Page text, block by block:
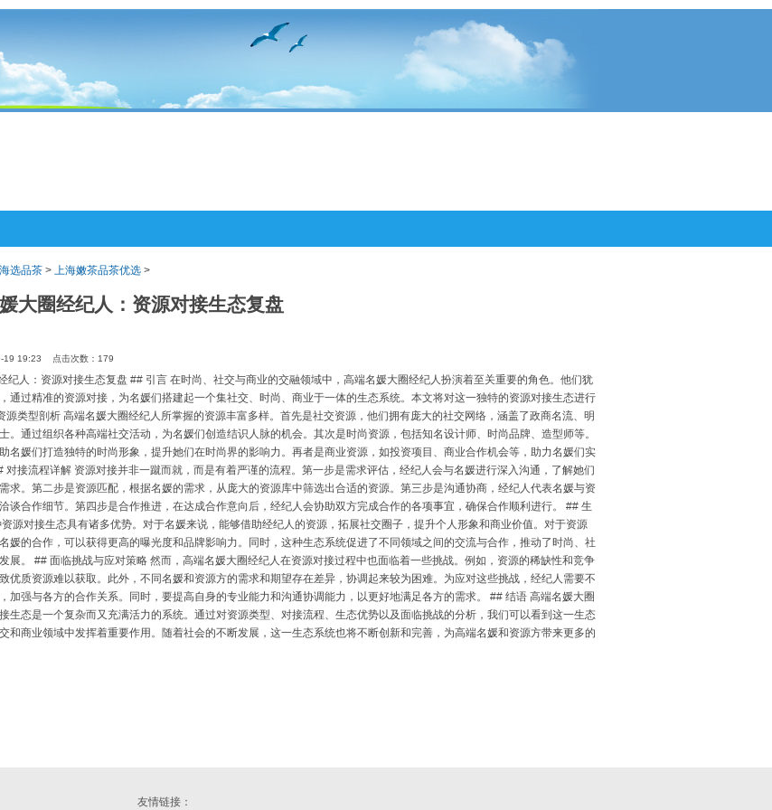
选品茶 > 上海嫩茶品茶优选 >
大圈经纪人：资源对接生态复盘
19 19:23 点击次数：179
纪人：资源对接生态复盘 ## 引言 在时尚、社交与商业的交融领域中，高端名媛大圈经纪人扮演着至关重要的角色。他们犹
通过精准的资源对接，为名媛们搭建起一个集社交、时尚、商业于一体的生态系统。本文将对这一独特的资源对接生态进行
源类型剖析 高端名媛大圈经纪人所掌握的资源丰富多样。首先是社交资源，他们拥有庞大的社交网络，涵盖了政商名流、明
。通过组织各种高端社交活动，为名媛们创造结识人脉的机会。其次是时尚资源，包括知名设计师、时尚品牌、造型师等。
名媛们打造独特的时尚形象，提升她们在时尚界的影响力。再者是商业资源，如投资项目、商业合作机会等，助力名媛们实
对接流程详解 资源对接并非一蹴而就，而是有着严谨的流程。第一步是需求评估，经纪人会与名媛进行深入沟通，了解她们
求。第二步是资源匹配，根据名媛的需求，从庞大的资源库中筛选出合适的资源。第三步是沟通协商，经纪人代表名媛与资
谈合作细节。第四步是合作推进，在达成合作意向后，经纪人会协助双方完成合作的各项事宜，确保合作顺利进行。 ## 生
源对接生态具有诸多优势。对于名媛来说，能够借助经纪人的资源，拓展社交圈子，提升个人形象和商业价值。对于资源
媛的合作，可以获得更高的曝光度和品牌影响力。同时，这种生态系统促进了不同领域之间的交流与合作，推动了时尚、社
展。 ## 面临挑战与应对策略 然而，高端名媛大圈经纪人在资源对接过程中也面临着一些挑战。例如，资源的稀缺性和竞争
优质资源难以获取。此外，不同名媛和资源方的需求和期望存在差异，协调起来较为困难。为应对这些挑战，经纪人需要不
加强与各方的合作关系。同时，要提高自身的专业能力和沟通协调能力，以更好地满足各方的需求。 ## 结语 高端名媛大圈
生态是一个复杂而又充满活力的系统。通过对资源类型、对接流程、生态优势以及面临挑战的分析，我们可以看到这一生态
和商业领域中发挥着重要作用。随着社会的不断发展，这一生态系统也将不断创新和完善，为高端名媛和资源方带来更多的
友情链接：